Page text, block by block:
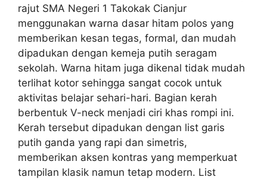
rajut SMA Negeri 1 Takokak Cianjur
menggunakan warna dasar hitam polos yang
memberikan kesan tegas, formal, dan mudah
dipadukan dengan kemeja putih seragam
sekolah. Warna hitam juga dikenal tidak mudah
terlihat kotor sehingga sangat cocok untuk
aktivitas belajar sehari-hari. Bagian kerah
berbentuk V-neck menjadi ciri khas rompi ini.
Kerah tersebut dipadukan dengan list garis
putih ganda yang rapi dan simetris,
memberikan aksen kontras yang memperkuat
tampilan klasik namun tetap modern. List